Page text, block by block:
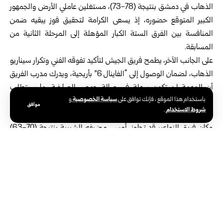
باستخدام هذا الموقع ، فإنك توافق علىسياسة الخصوصيةو
شروط الاستخدام.
موافق
الذهاب في دمشق بنتيجة (78-73)، مستغلين عاملي الأرض والجمهور
الكبير المتوقع حضوره، إذ يسعى الكرامة لتحقيق فوز يبقيه ضمن
المنافسة بين الفرق الستة الكبار المؤهلة إلى المرحلة الثانية من
المسابقة.
على الجانب الآخر، يطمح فريق الجيش لتأكيد تفوقه الفني وتكرار سيناريو
الذهاب، لضمان الوصول إلى “الفاينال 6” بأريحية، ويدرك مدرب الفريق
أن المهمة لن تكون سهلة في صالة حمص الصاخبة، ما سيتطلب
انضباطاً تكتيكياً عالياً، والتركيز على الرميات الثلاثية والدفاع الضاغط للحد
من خطورة لاعبي الكرامة تحت السلة.
وكان فريق النواعير قد تجاوز، أمس، مضيفه الشبيبة بنتيجة (70-63)